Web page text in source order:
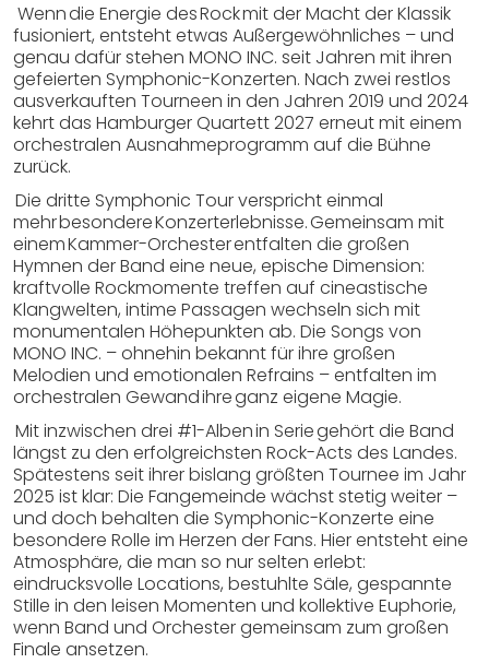
Wenn die Energie des Rock mit der Macht der Klassik
fusioniert, entsteht etwas Außergewöhnliches – und
genau dafür stehen MONO INC. seit Jahren mit ihren
gefeierten Symphonic-Konzerten. Nach zwei restlos
ausverkauften Tourneen in den Jahren 2019 und 2024
kehrt das Hamburger Quartett 2027 erneut mit einem
orchestralen Ausnahmeprogramm auf die Bühne
zurück.
Die dritte Symphonic Tour verspricht einmal
mehr besondere Konzerterlebnisse. Gemeinsam mit
einem Kammer-Orchester entfalten die großen
Hymnen der Band eine neue, epische Dimension:
kraftvolle Rockmomente treffen auf cineastische
Klangwelten, intime Passagen wechseln sich mit
monumentalen Höhepunkten ab. Die Songs von
MONO INC. – ohnehin bekannt für ihre großen
Melodien und emotionalen Refrains – entfalten im
orchestralen Gewand ihre ganz eigene Magie.
Mit inzwischen drei #1-Alben in Serie gehört die Band
längst zu den erfolgreichsten Rock-Acts des Landes.
Spätestens seit ihrer bislang größten Tournee im Jahr
2025 ist klar: Die Fangemeinde wächst stetig weiter –
und doch behalten die Symphonic-Konzerte eine
besondere Rolle im Herzen der Fans. Hier entsteht eine
Atmosphäre, die man so nur selten erlebt:
eindrucksvolle Locations, bestuhlte Säle, gespannte
Stille in den leisen Momenten und kollektive Euphorie,
wenn Band und Orchester gemeinsam zum großen
Finale ansetzen.